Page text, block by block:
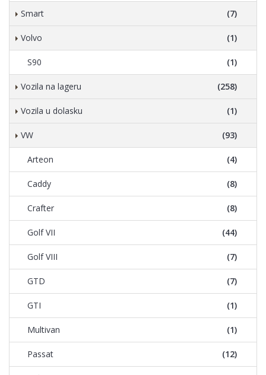
Smart (7)
Volvo (1)
S90 (1)
Vozila na lageru (258)
Vozila u dolasku (1)
VW (93)
Arteon (4)
Caddy (8)
Crafter (8)
Golf VII (44)
Golf VIII (7)
GTD (7)
GTI (1)
Multivan (1)
Passat (12)